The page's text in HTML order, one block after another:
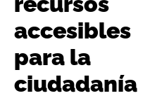
accesibles
para la
ciudadanía